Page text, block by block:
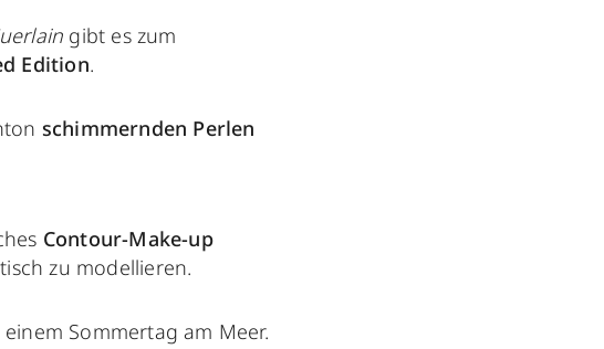
gibt es zum
Edition.
schimmernden Perlen
Contour-Make-up
zu modellieren.
Sommertag am Meer.